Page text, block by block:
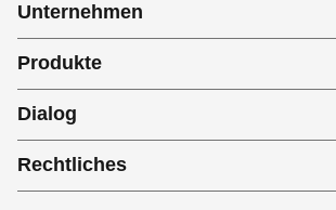
Unternehmen
Produkte
Dialog
Rechtliches